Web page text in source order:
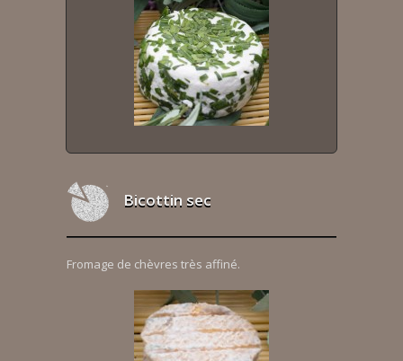
Bicottin sec
Fromage de chèvres très affiné.